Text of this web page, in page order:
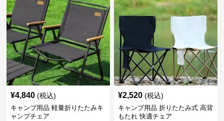
¥4,840 (税込)
キャンプ用品 軽量折りたたみキ
ャンプチェア
¥2,520 (税込)
キャンプ用品 折りたたみ式 高背
もたれ 快適チェア